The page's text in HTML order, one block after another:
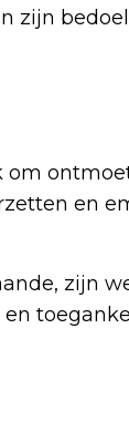
zijn
om
en
zijn